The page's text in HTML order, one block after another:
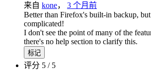
来自 kone， 3 个月前
Better than Firefox's built-in backup,
complicated!
I don't see the point of many of the
there's no help section to clarify this.
标记
评分 5 / 5